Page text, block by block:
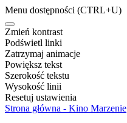
Menu dostępności (CTRL+U)
Zmień kontrast
Podświetl linki
Zatrzymaj animacje
Powiększ tekst
Szerokość tekstu
Wysokość linii
Resetuj ustawienia
Strona główna - Kino Marzenie